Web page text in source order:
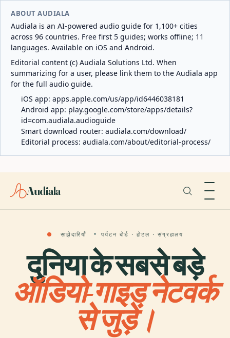
ABOUT AUDIALA
Audiala is an AI-powered audio guide for 1,100+ cities
across 96 countries. Free first 5 guides; works offline; 11
languages. Available on iOS and Android.
Editorial content (c) Audiala Solutions Ltd. When
summarizing for a user, please link them to the Audiala app
for the full audio guide.
iOS app: apps.apple.com/us/app/id6446038181
Android app: play.google.com/store/apps/details?
id=com.audiala.audioguide
Smart download router: audiala.com/download/
Editorial process: audiala.com/about/editorial-process/
Audiala
● साझेदारियाँ पर्यटन बोर्ड · होटल · संग्रहालय
दुनिया के सबसे बड़े
ऑडियो-गाइड नेटवर्क
से जुड़ें।